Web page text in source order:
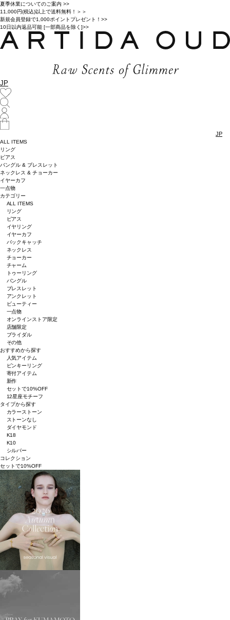
夏季休業についてのご案内 >>
11,000円(税込)以上で送料無料！＞＞
新規会員登録で1,000ポイントプレゼント！>>
10日以内返品可能 [一部商品を除く]>>
JP
JP
ALL ITEMS
リング
ピアス
バングル & ブレスレット
ネックレス & チョーカー
イヤーカフ
一点物
カテゴリー
ALL ITEMS
リング
ピアス
イヤリング
イヤーカフ
バックキャッチ
ネックレス
チョーカー
チャーム
トゥーリング
バングル
ブレスレット
アンクレット
ビューティー
一点物
オンラインストア限定
店舗限定
ブライダル
その他
おすすめから探す
人気アイテム
ピンキーリング
寄付アイテム
新作
セットで10%OFF
12星座モチーフ
タイプから探す
カラーストーン
ストーンなし
ダイヤモンド
K18
K10
シルバー
コレクション
セットで10%OFF